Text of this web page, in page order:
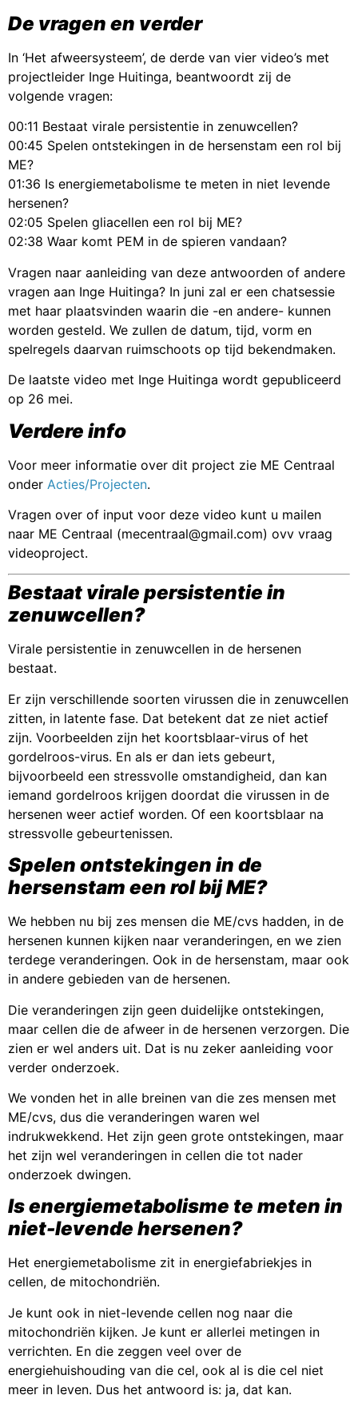
De vragen en verder
In ‘Het afweersysteem’, de derde van vier video’s met
projectleider Inge Huitinga, beantwoordt zij de
volgende vragen:
00:11 Bestaat virale persistentie in zenuwcellen?
00:45 Spelen ontstekingen in de hersenstam een rol bij
ME?
01:36 Is energiemetabolisme te meten in niet levende
hersenen?
02:05 Spelen gliacellen een rol bij ME?
02:38 Waar komt PEM in de spieren vandaan?
Vragen naar aanleiding van deze antwoorden of andere
vragen aan Inge Huitinga? In juni zal er een chatsessie
met haar plaatsvinden waarin die -en andere- kunnen
worden gesteld. We zullen de datum, tijd, vorm en
spelregels daarvan ruimschoots op tijd bekendmaken.
De laatste video met Inge Huitinga wordt gepubliceerd
op 26 mei.
Verdere info
Voor meer informatie over dit project zie ME Centraal
onder Acties/Projecten.
Vragen over of input voor deze video kunt u mailen
naar ME Centraal (mecentraal@gmail.com) ovv vraag
videoproject.
Bestaat virale persistentie in
zenuwcellen?
Virale persistentie in zenuwcellen in de hersenen
bestaat.
Er zijn verschillende soorten virussen die in zenuwcellen
zitten, in latente fase. Dat betekent dat ze niet actief
zijn. Voorbeelden zijn het koortsblaar-virus of het
gordelroos-virus. En als er dan iets gebeurt,
bijvoorbeeld een stressvolle omstandigheid, dan kan
iemand gordelroos krijgen doordat die virussen in de
hersenen weer actief worden. Of een koortsblaar na
stressvolle gebeurtenissen.
Spelen ontstekingen in de
hersenstam een rol bij ME?
We hebben nu bij zes mensen die ME/cvs hadden, in de
hersenen kunnen kijken naar veranderingen, en we zien
terdege veranderingen. Ook in de hersenstam, maar ook
in andere gebieden van de hersenen.
Die veranderingen zijn geen duidelijke ontstekingen,
maar cellen die de afweer in de hersenen verzorgen. Die
zien er wel anders uit. Dat is nu zeker aanleiding voor
verder onderzoek.
We vonden het in alle breinen van die zes mensen met
ME/cvs, dus die veranderingen waren wel
indrukwekkend. Het zijn geen grote ontstekingen, maar
het zijn wel veranderingen in cellen die tot nader
onderzoek dwingen.
Is energiemetabolisme te meten in
niet-levende hersenen?
Het energiemetabolisme zit in energiefabriekjes in
cellen, de mitochondriën.
Je kunt ook in niet-levende cellen nog naar die
mitochondriën kijken. Je kunt er allerlei metingen in
verrichten. En die zeggen veel over de
energiehuishouding van die cel, ook al is die cel niet
meer in leven. Dus het antwoord is: ja, dat kan.